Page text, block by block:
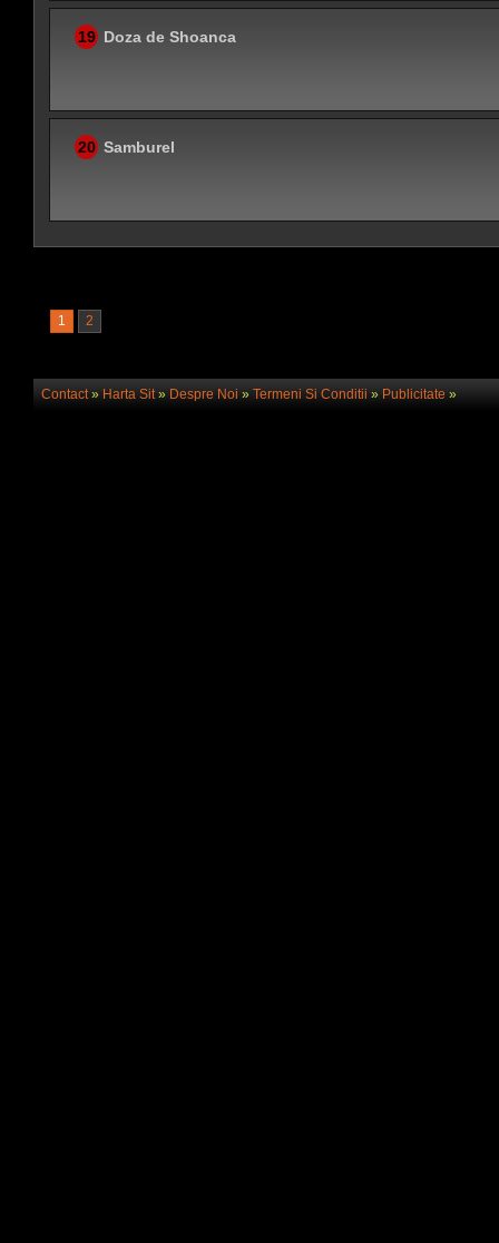
19 Doza de Shoanca
20 Samburel
1 2
Contact» Harta Sit» Despre Noi » Termeni Si Conditii » Publicitate»